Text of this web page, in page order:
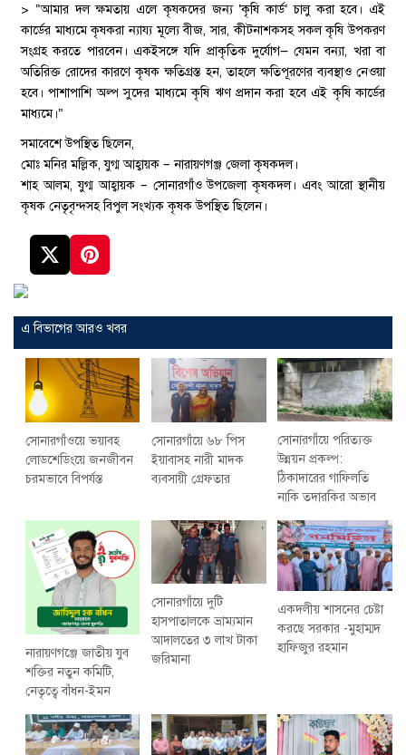
> “আমার দল ক্ষমতায় এলে কৃষকদের জন্য ‘কৃষি কার্ড’ চালু করা হবে। এই
কার্ডের মাধ্যমে কৃষকরা ন্যায্য মূল্যে বীজ, সার, কীটনাশকসহ সকল কৃষি উপকরণ
সংগ্রহ করতে পারবেন। একইসঙ্গে যদি প্রাকৃতিক দুর্যোগ— যেমন বন্যা, খরা বা
অতিরিক্ত রোদের কারণে কৃষক ক্ষতিগ্রস্ত হন, তাহলে ক্ষতিপূরণের ব্যবস্থাও নেওয়া
হবে। পাশাপাশি অল্প সুদের মাধ্যমে কৃষি ঋণ প্রদান করা হবে এই কৃষি কার্ডের
মাধ্যমে।”
সমাবেশে উপস্থিত ছিলেন,
মোঃ মনির মল্লিক, যুগ্ম আহ্বায়ক – নারায়ণগঞ্জ জেলা কৃষকদল।
শাহ আলম, যুগ্ম আহ্বায়ক – সোনারগাঁও উপজেলা কৃষকদল। এবং আরো স্থানীয়
কৃষক নেতৃবৃন্দসহ বিপুল সংখ্যক কৃষক উপস্থিত ছিলেন।
এ বিভাগের আরও খবর
সোনারগাঁওয়ে ভয়াবহ
লোডশেডিংয়ে জনজীবন
চরমভাবে বিপর্যস্ত
সোনারগাঁয়ে ৬৮ পিস
ইয়াবাসহ নারী মাদক
ব্যবসায়ী গ্রেফতার
সোনারগাঁয়ে পরিত্যক্ত
উন্নয়ন প্রকল্প:
ঠিকাদারের গাফিলতি
নাকি তদারকির অভাব
নারায়ণগঞ্জে জাতীয় যুব
শক্তির নতুন কমিটি,
নেতৃত্বে বাঁধন-ইমন
সোনারগাঁয়ে দুটি
হাসপাতালকে ভ্রাম্যমান
আদালতের ৩ লাখ টাকা
জরিমানা
একদলীয় শাসনের চেষ্টা
করছে সরকার -মুহাম্মদ
হাফিজুর রহমান